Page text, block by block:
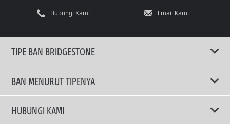
Hubungi Kami Email Kami
TIPE BAN BRIDGESTONE
BAN MENURUT TIPENYA
Ban ENLITEN
HUBUNGI KAMI